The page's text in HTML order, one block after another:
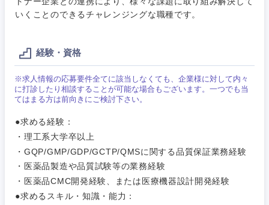
いくことのできるチャレンジングな職種です。
経験・資格
※求人情報の応募要件全てに該当しなくても、企業様に対して内々
に打診したり相談することが可能な場合もございます。一つでも当
てはまる方は前向きにご検討下さい。
●求める経験：
・理工系大学卒以上
・GQP/GMP/GDP/GCTP/QMSに関する品質保証業務経験
・医薬品製造や品質試験等の業務経験
・医薬品CMC開発経験、または医療機器設計開発経験
●求めるスキル・知識・能力：
マーケテ
ィング
営業
サービス
ティブ
コンサル
タント
専門職
経営企画
その他企画業務
営業
クリエイティブ
コンサルタント
専門職
技術職（IT）、Webサービス・制作、ゲーム
技術職（モノづくり）
食品・化粧品・アパレル・消費財
金融
倉庫・運輸・物流
小売・通販・外食
こだわり条件を入力ください
急募
上場企業
スタートアップ企
業
外資系企業
海外勤務あり
フルリモート